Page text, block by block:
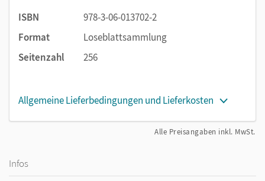
ISBN
978-3-06-013702-2
Format
Loseblattsammlung
Seitenzahl
256
Allgemeine Lieferbedingungen und Lieferkosten
Alle Preisangaben inkl. MwSt.
Infos